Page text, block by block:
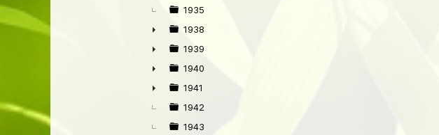
1935
►
1938
►
1939
►
1940
►
1941
1942
1943